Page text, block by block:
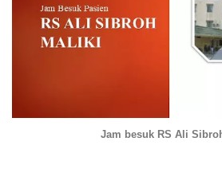
Jam besuk RS Ali